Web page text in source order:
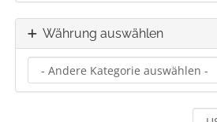
Währung auswählen